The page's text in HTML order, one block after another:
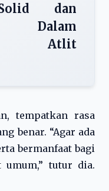
dan
Dalam
Atlit
tempatkan rasa
benar. “Agar ada
bermanfaat bagi
umum,” tutur dia.